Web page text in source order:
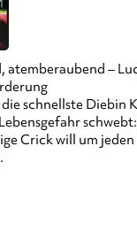
atemberaubend –
schnellste Diebin
Crick will um jeden